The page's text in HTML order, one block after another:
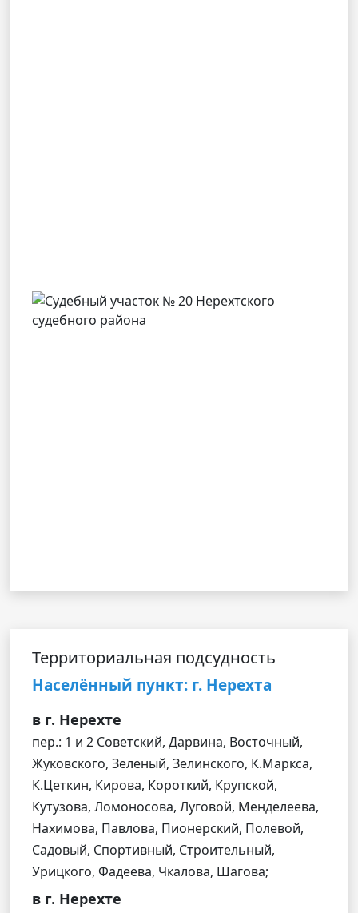
Территориальная подсудность
Населённый пункт: г. Нерехта
в г. Нерехте
пер.: 1 и 2 Советский, Дарвина, Восточный,
Жуковского, Зеленый, Зелинского, К.Маркса,
К.Цеткин, Кирова, Короткий, Крупской,
Кутузова, Ломоносова, Луговой, Менделеева,
Нахимова, Павлова, Пионерский, Полевой,
Садовый, Спортивный, Строительный,
Урицкого, Фадеева, Чкалова, Шагова;
в г. Нерехте